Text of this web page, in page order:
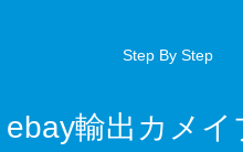
Step By Step
ebay輸出カメイ